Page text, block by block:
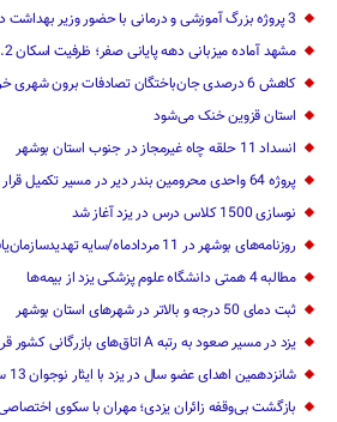
3 پروژه بزرگ آموزشی و درمانی با حضور وزیر بهداشت در فارس افتتاح شد
مشهد آماده میزبانی دهه پایانی صفر؛ ظرفیت اسکان 1.2 میلیون زائر
کاهش 6 درصدی جان‌باختگان تصادفات برون شهری خراسان شمالی
استان قزوین خنک‌ می‌شود
انسداد 11 حلقه چاه غیرمجاز در جنوب استان بوشهر
پروژه 64 واحدی محرومین بندر دیر در مسیر تکمیل قرار گرفت
نوسازی 1500 کلاس درس در یزد آغاز شد
روزنامه‌های بوشهر در 11 مردادماه/سایه تهدیدسازمان‌یافته برسرمایه‌گذاری
مطالبه 4 همتی دانشگاه علوم پزشکی یزد از بیمه‌ها
ثبت دمای 50 درجه و بالاتر در شهرهای استان بوشهر
یزد در مسیر صعود به رتبه A اتاق‌های بازرگانی کشور قرار دارد
شانزدهمین اهدای عضو سال در یزد با ایثار نوجوان 13 ساله رقم خورد
بازگشت بی‌وقفه زائران یزدی؛ مهران با سکوی